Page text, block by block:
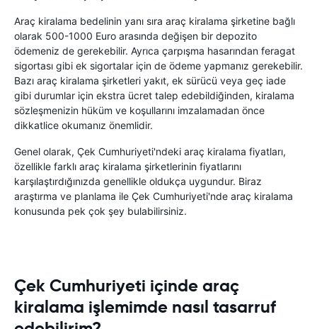
Araç kiralama bedelinin yanı sıra araç kiralama şirketine bağlı
olarak 500-1000 Euro arasında değişen bir depozito
ödemeniz de gerekebilir. Ayrıca çarpışma hasarından feragat
sigortası gibi ek sigortalar için de ödeme yapmanız gerekebilir.
Bazı araç kiralama şirketleri yakıt, ek sürücü veya geç iade
gibi durumlar için ekstra ücret talep edebildiğinden, kiralama
sözleşmenizin hüküm ve koşullarını imzalamadan önce
dikkatlice okumanız önemlidir.
Genel olarak, Çek Cumhuriyeti'ndeki araç kiralama fiyatları,
özellikle farklı araç kiralama şirketlerinin fiyatlarını
karşılaştırdığınızda genellikle oldukça uygundur. Biraz
araştırma ve planlama ile Çek Cumhuriyeti'nde araç kiralama
konusunda pek çok şey bulabilirsiniz.
Çek Cumhuriyeti içinde araç
kiralama işlemimde nasıl tasarruf